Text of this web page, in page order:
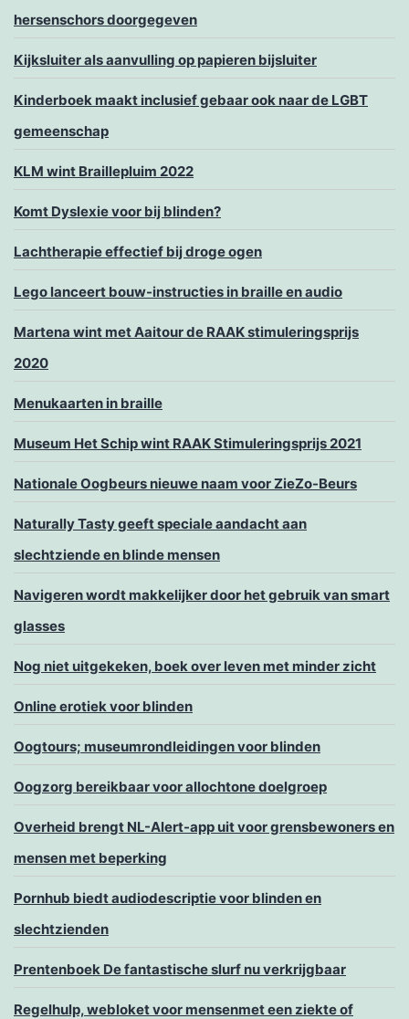
hersenschors doorgegeven
Kijksluiter als aanvulling op papieren bijsluiter
Kinderboek maakt inclusief gebaar ook naar de LGBT
gemeenschap
KLM wint Braillepluim 2022
Komt Dyslexie voor bij blinden?
Lachtherapie effectief bij droge ogen
Lego lanceert bouw-instructies in braille en audio
Martena wint met Aaitour de RAAK stimuleringsprijs
2020
Menukaarten in braille
Museum Het Schip wint RAAK Stimuleringsprijs 2021
Nationale Oogbeurs nieuwe naam voor ZieZo-Beurs
Naturally Tasty geeft speciale aandacht aan
slechtziende en blinde mensen
Navigeren wordt makkelijker door het gebruik van smart
glasses
Nog niet uitgekeken, boek over leven met minder zicht
Online erotiek voor blinden
Oogtours; museumrondleidingen voor blinden
Oogzorg bereikbaar voor allochtone doelgroep
Overheid brengt NL-Alert-app uit voor grensbewoners en
mensen met beperking
Pornhub biedt audiodescriptie voor blinden en
slechtzienden
Prentenboek De fantastische slurf nu verkrijgbaar
Regelhulp, webloket voor mensenmet een ziekte of